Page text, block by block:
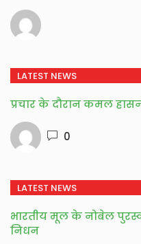
LATEST NEWS
प्रचार के दौरान कमल
0
LATEST NEWS
भारतीय मूल के नोबेल
निधन